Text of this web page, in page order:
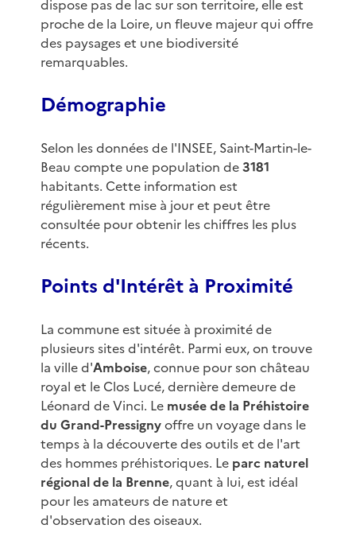
dispose pas de lac sur son territoire, elle est
proche de la Loire, un fleuve majeur qui offre
des paysages et une biodiversité
remarquables.
Démographie
Selon les données de l'INSEE, Saint-Martin-le-
Beau compte une population de3181
habitants. Cette information est
régulièrement mise à jour et peut être
consultée pour obtenir les chiffres les plus
récents.
Points d'Intérêt à Proximité
La commune est située à proximité de
plusieurs sites d'intérêt. Parmi eux, on trouve
la ville d'Amboise, connue pour son château
royal et le Clos Lucé, dernière demeure de
Léonard de Vinci. Le musée de la Préhistoire
du Grand-Pressignyoffre un voyage dans le
temps à la découverte des outils et de l'art
des hommes préhistoriques. Le parc naturel
régional de la Brenne, quant à lui, est idéal
pour les amateurs de nature et
d'observation des oiseaux.